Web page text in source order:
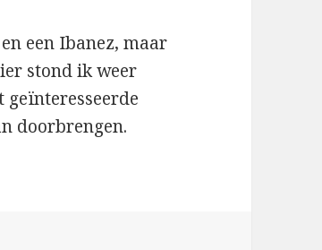
een Ibanez, maar
stond ik weer
doorbrengen.